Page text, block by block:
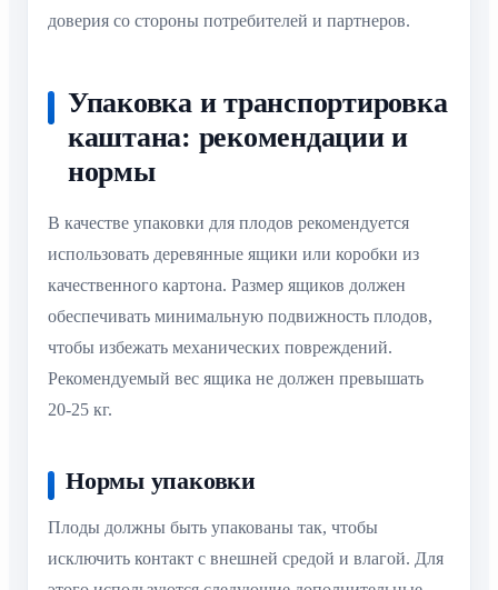
доверия со стороны потребителей и партнеров.
Упаковка и транспортировка
каштана: рекомендации и
нормы
В качестве упаковки для плодов рекомендуется
использовать деревянные ящики или коробки из
качественного картона. Размер ящиков должен
обеспечивать минимальную подвижность плодов,
чтобы избежать механических повреждений.
Рекомендуемый вес ящика не должен превышать
20-25 кг.
Нормы упаковки
Плоды должны быть упакованы так, чтобы
исключить контакт с внешней средой и влагой. Для